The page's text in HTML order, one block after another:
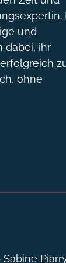
und
dabei, ihr
ohne